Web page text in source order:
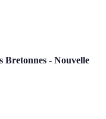
- Nouvelle